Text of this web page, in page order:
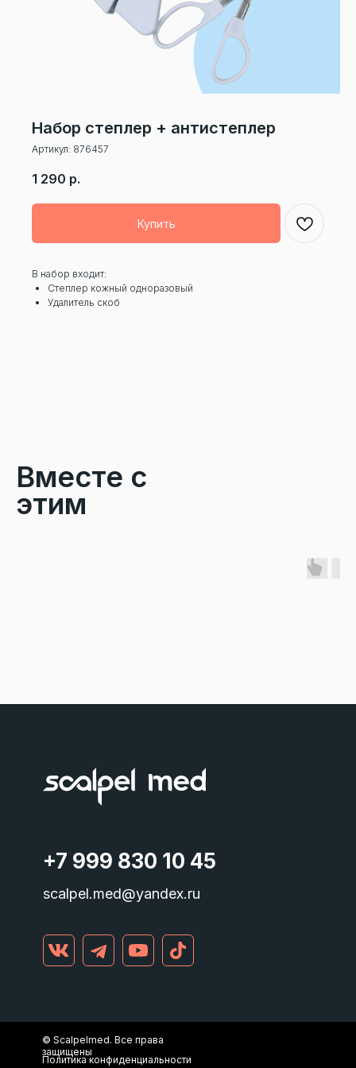
Набор степлер + антистеплер
Артикул: 876457
1 290 р.
Купить
В набор входит:
Степлер кожный одноразовый
Удалитель скоб
Вместе с
этим
scalpel.med@yandex.ru
+7 999 830 10 45
Политика конфиденциальности
© Scalpelmed. Все права
защищены